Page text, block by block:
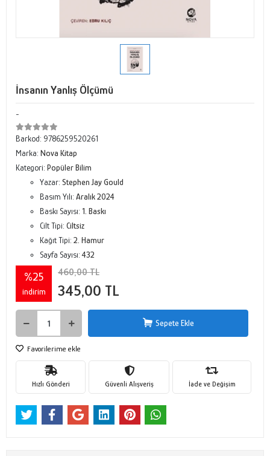
İnsanın Yanlış Ölçümü
-
Barkod: 9786259520261
Marka: Nova Kitap
Kategori: Popüler Bilim
Yazar: Stephen Jay Gould
Basım Yılı: Aralık 2024
Baskı Sayısı: 1. Baskı
Cilt Tipi: Ciltsiz
Kağıt Tipi: 2. Hamur
Sayfa Sayısı:432
%25
indirim
460,00 TL
345,00 TL
Sepete Ekle
Favorilerime ekle
Hızlı Gönderi Güvenli Alışveriş İade ve Değişim